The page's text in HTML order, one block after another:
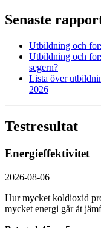
Senaste
Utbildning och
Utbildning och
segern?
Lista över
2026
Testresultat
Energieffektivitet
2026-08-06
Hur mycket koldioxid
mycket energi går åt